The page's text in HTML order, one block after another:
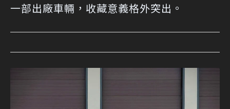
一部出廠車輛，收藏意義格外突出。